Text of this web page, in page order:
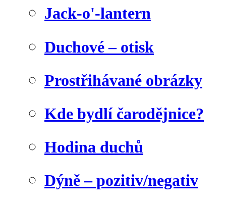
Jack-o'-lantern
Duchové – otisk
Prostřihávané obrázky
Kde bydlí čarodějnice?
Hodina duchů
Dýně – pozitiv/negativ